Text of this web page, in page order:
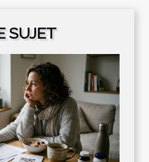
SUJET